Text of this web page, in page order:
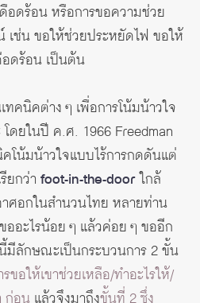
อดร้อน หรือการขอความช่วย
เช่น ขอให้ช่วยประหยัดไฟ ขอให้
อดร้อน เป็นต้น
คนิคต่าง ๆ เพื่อการโน้มน้าวใจ
ดยในปี ค.ศ. 1966 Freedman
โน้มน้าวใจแบบไร้การกดดันแต่
ยกว่า foot-in-the-doorใกล้
ศอกในสำนวนไทย หลายท่าน
อะไรน้อย ๆ แล้วค่อย ๆ ขออีก
มีลักษณะเป็นกระบวนการ 2 ขั้น
ขอให้เขาช่วยเหลือ/ทำอะไรให้/
ก่อน แล้วจึงมาถึงขั้นที่ 2 ซึ่ง